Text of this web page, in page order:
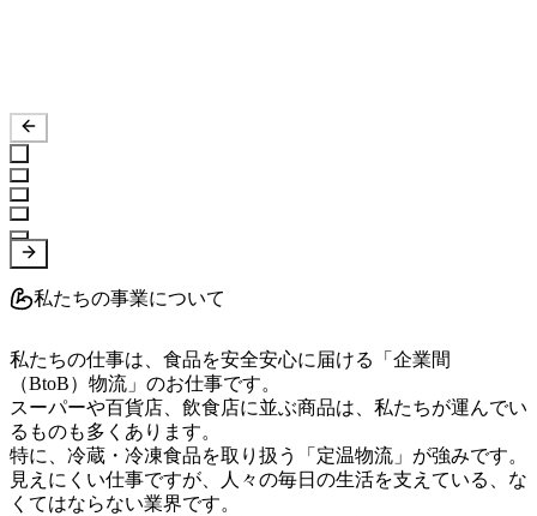
私たちの事業について
私たちの仕事は、食品を安全安心に届ける「企業間
（BtoB）物流」のお仕事です。
スーパーや百貨店、飲食店に並ぶ商品は、私たちが運んでい
るものも多くあります。
特に、冷蔵・冷凍食品を取り扱う「定温物流」が強みです。
見えにくい仕事ですが、人々の毎日の生活を支えている、な
くてはならない業界です。